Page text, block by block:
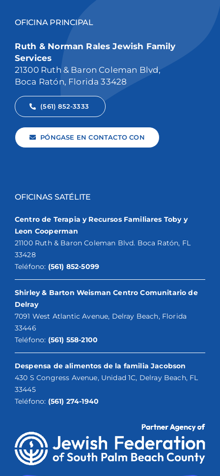
OFICINA PRINCIPAL
Ruth & Norman Rales Jewish Family
Services
21300 Ruth & Baron Coleman Blvd,
Boca Ratón, Florida 33428
(561) 852-3333
PÓNGASE EN CONTACTO CON
OFICINAS SATÉLITE
Centro de Terapia y Recursos Familiares Toby y
Leon Cooperman
21100 Ruth & Baron Coleman Blvd. Boca Ratón, FL
33428
Teléfono: (561) 852-5099
Shirley & Barton Weisman Centro Comunitario de
Delray
7091 West Atlantic Avenue, Delray Beach, Florida
33446
Teléfono: (561) 558-2100
Despensa de alimentos de la familia Jacobson
430 S Congress Avenue, Unidad 1C, Delray Beach, FL
33445
Teléfono: (561) 274-1940